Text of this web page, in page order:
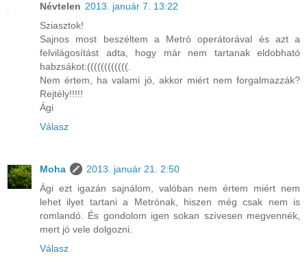
Névtelen 2013. január 7. 13:22
Sziasztok!
Sajnos most beszéltem a Metró operátorával és azt a
felvilágosítást adta, hogy már nem tartanak eldobható
habzsákot:((((((((((((.
Nem értem, ha valami jó, akkor miért nem forgalmazzák?
Rejtély!!!!!
Ági
Válasz
Moha
2013. január 21. 2:50
Ági ezt igazán sajnálom, valóban nem értem miért nem
lehet ilyet tartani a Metrónak, hiszen még csak nem is
romlandó. És gondolom igen sokan szívesen megvennék,
mert jó vele dolgozni.
Válasz